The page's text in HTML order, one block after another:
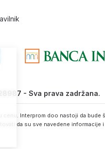
- Sva prava zadržana.
cenu. Interprom doo nastoji da
da su sve navedene